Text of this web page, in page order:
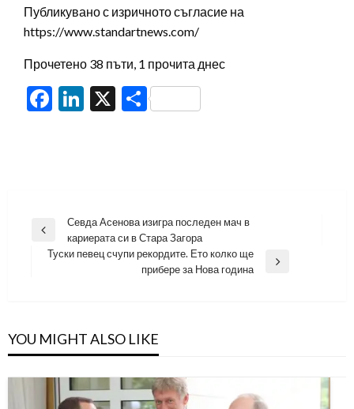
Публикувано с изричното съгласие на
https://www.standartnews.com/
Прочетено 38 пъти, 1 прочита днес
Facebook
LinkedIn
X Share
Навигация
Previous
Post
Севда Асенова изигра последен мач в
кариерата си в Стара Загора
Туски певец счупи рекордите. Ето колко ще
прибере за Нова година
YOU MIGHT ALSO LIKE